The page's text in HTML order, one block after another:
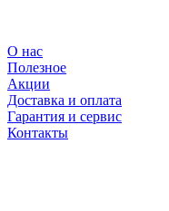
О нас
Полезное
Акции
Доставка и оплата
Гарантия и сервис
Контакты